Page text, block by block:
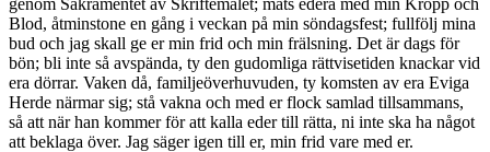
Blod, åtminstone en gång i veckan på min söndagsfest; fullfölj mina
bud och jag skall ge er min frid och min frälsning. Det är dags för
bön; bli inte så avspända, ty den gudomliga rättvisetiden knackar vid
era dörrar. Vaken då, familjeöverhuvuden, ty komsten av era Eviga
Herde närmar sig; stå vakna och med er flock samlad tillsammans,
så att när han kommer för att kalla eder till rätta, ni inte ska ha något
att beklaga över. Jag säger igen till er, min frid vare med er.